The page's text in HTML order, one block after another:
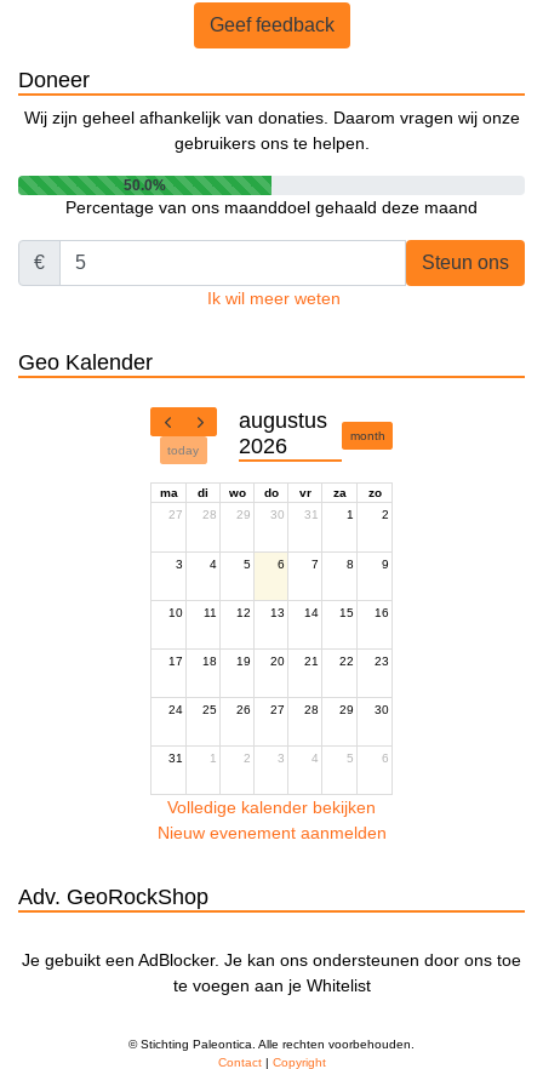
Geef feedback
Doneer
Wij zijn geheel afhankelijk van donaties. Daarom vragen wij onze
gebruikers ons te helpen.
50.0%
Percentage van ons maanddoel gehaald deze maand
€ Steun ons
Ik wil meer weten
Geo Kalender
today
augustus
2026
month
ma di wo do vr za
zo
27
28 29 30 31 1 2
3 4 5 6 7 8 9
10 11 12 13 14 15 16
17 18 19 20 21 22 23
24 25 26 27 28 29 30
31 1 2 3 4 5 6
Volledige kalender bekijken
Nieuw evenement aanmelden
Adv. GeoRockShop
Je gebuikt een AdBlocker. Je kan ons ondersteunen door ons toe
te voegen aan je Whitelist
© Stichting Paleontica. Alle rechten voorbehouden.
Contact| Copyright